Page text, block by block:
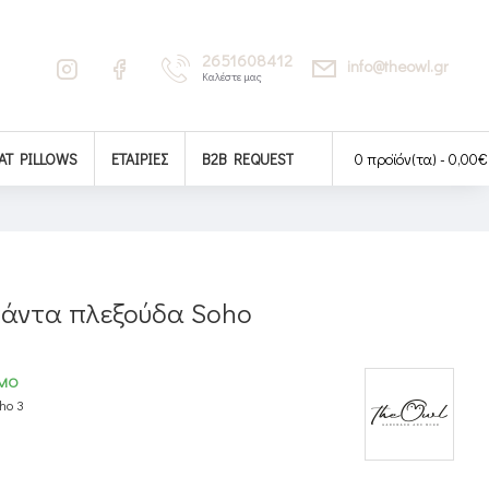
2651608412
Καλέστε μας
info@theowl.gr
PILLOWS ΕΤΑΙΡΊΕΣ B2B REQUEST 0 προϊόν(τα) - 0,00€
πλεξούδα Soho
3